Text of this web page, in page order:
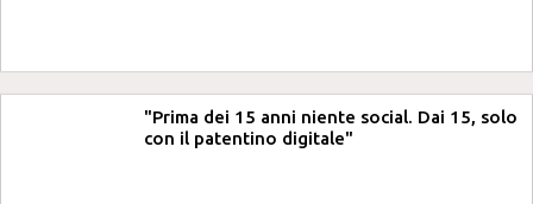
"Prima dei 15 anni niente social. Dai 15, solo
con il patentino digitale"